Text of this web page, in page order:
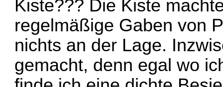
Kiste??? Die Kiste
regelmäßige Gaben von
nichts an der Lage.
gemacht, denn egal wo